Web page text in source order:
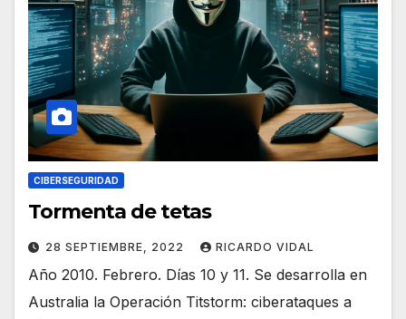
CIBERSEGURIDAD
Tormenta de tetas
28 SEPTIEMBRE, 2022 RICARDO VIDAL
Año 2010. Febrero. Días 10 y 11. Se desarrolla en
Australia la Operación Titstorm: ciberataques a